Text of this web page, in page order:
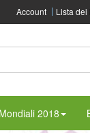
Account Lista dei
Mondiali 2018